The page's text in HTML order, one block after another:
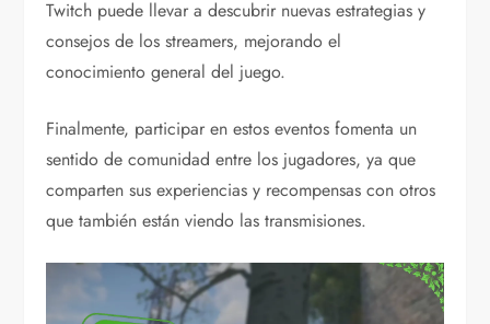
Twitch puede llevar a descubrir nuevas estrategias y
consejos de los streamers, mejorando el
conocimiento general del juego.
Finalmente, participar en estos eventos fomenta un
sentido de comunidad entre los jugadores, ya que
comparten sus experiencias y recompensas con otros
que también están viendo las transmisiones.